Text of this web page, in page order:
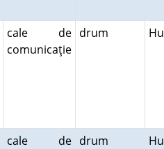
cale de
comunicaţie
drum
cale de drum